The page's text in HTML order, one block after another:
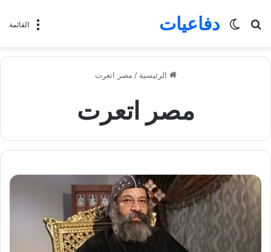
القائمة دفاعيات
بحث
الوضع
الرئيسية / مصر اتعرت
مصر اتعرت